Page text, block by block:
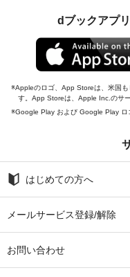
dブックアプ
Appleのロゴ、App Storeは、米国
す。App Storeは、Apple Inc.のサー
Google Play および Google Play ロ
はじめての方へ
メールサービス登録/解除
お問い合わせ